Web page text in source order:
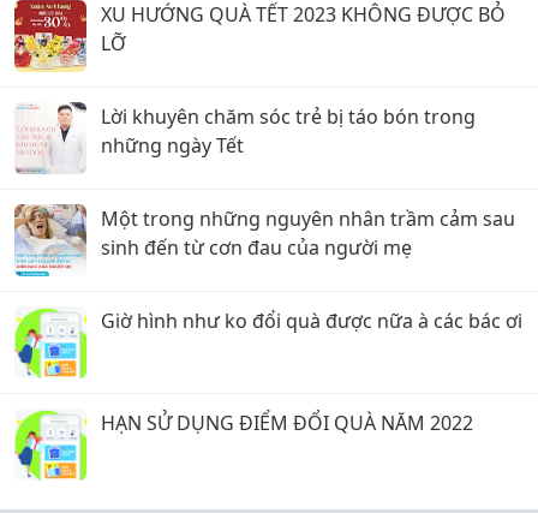
XU HƯỚNG QUÀ TẾT 2023 KHÔNG ĐƯỢC BỎ
LỠ
Lời khuyên chăm sóc trẻ bị táo bón trong
những ngày Tết
Một trong những nguyên nhân trầm cảm sau
sinh đến từ cơn đau của người mẹ
Giờ hình như ko đổi quà được nữa à các bác ơi
HẠN SỬ DỤNG ĐIỂM ĐỔI QUÀ NĂM 2022